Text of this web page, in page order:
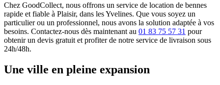
Chez GoodCollect, nous offrons un service de location de bennes
rapide et fiable à Plaisir, dans les Yvelines. Que vous soyez un
particulier ou un professionnel, nous avons la solution adaptée à vos
besoins. Contactez-nous dès maintenant au 01 83 75 57 31 pour
obtenir un devis gratuit et profiter de notre service de livraison sous
24h/48h.
Une ville en pleine expansion